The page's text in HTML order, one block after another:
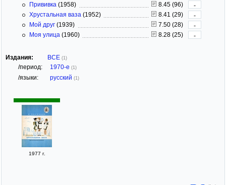
Прививка (1958) 8.45 (96)
-
Хрустальная ваза (1952) 8.41 (29)
-
Мой друг (1939) 7.50 (28)
-
Моя улица (1960) 8.28 (25) -
Издания: ВСЕ (1)
/период: 1970-е (1)
/языки: русский (1)
1977 г.